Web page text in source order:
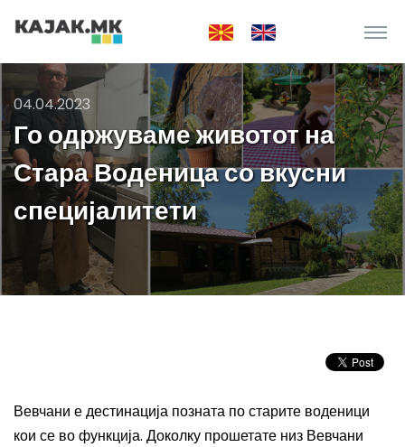
04.04.2023
Го одржуваме животот на
Стара Воденица со вкусни
специјалитети
Вевчани е дестинација позната по старите воденици
кои се во функција. Доколку прошетате низ Вевчани